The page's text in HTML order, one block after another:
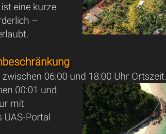
eine kurze
–
06:00 und 18:00 Uhr Ortszeit.
00:01 und
mit
UAS-Portal